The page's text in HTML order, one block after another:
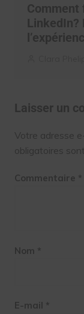
Comment
LinkedIn?
Laisser un
Votre adresse
obligatoires
Commentaire *
Nom *
E-mail *